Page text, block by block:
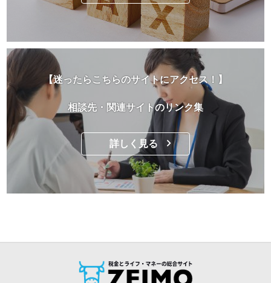
【迷ったらこちらのサイトにアクセス！】
相談先・関連サイトのリンク集
詳しく見る